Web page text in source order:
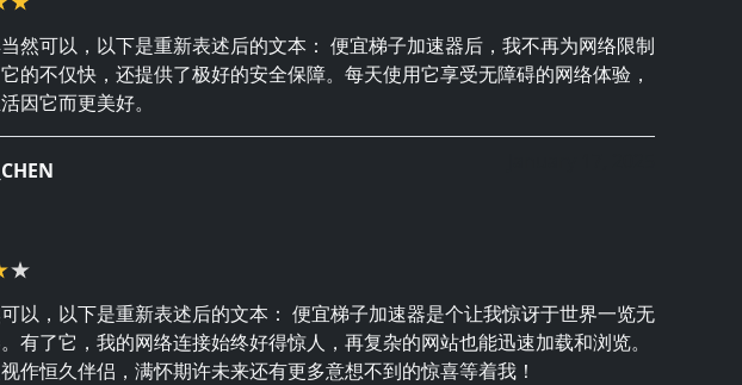
然可以，以下是重新表述后的文本： 便宜梯子加速器后，我不再为网络限制
的不仅快，还提供了极好的安全保障。每天使用它享受无障碍的网络体验，
因它而更美好。
以，以下是重新表述后的文本： 便宜梯子加速器是个让我惊讶于世界一览无
有了它，我的网络连接始终好得惊人，再复杂的网站也能迅速加载和浏览。
作恒久伴侣，满怀期许未来还有更多意想不到的惊喜等着我！